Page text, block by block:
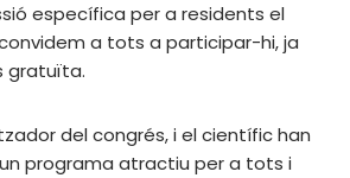
específica per a residents el
a tots a participar-hi, ja
gratuïta.
del congrés, i el científic han
programa atractiu per a tots i